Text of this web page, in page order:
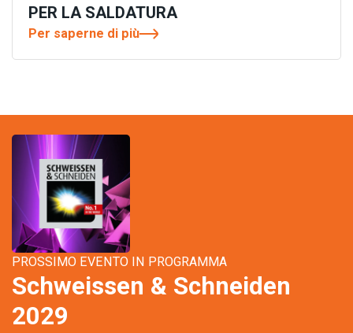
PER LA SALDATURA
Per saperne di più
PROSSIMO EVENTO IN PROGRAMMA
Schweissen & Schneiden
2029